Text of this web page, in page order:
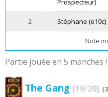
Prospecteur)
2 Stéphane (o10c)
Note
Partie jouée en 5 manches !
The Gang [19/20]